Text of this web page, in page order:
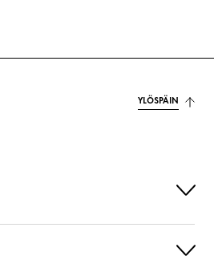
YLÖSPÄIN